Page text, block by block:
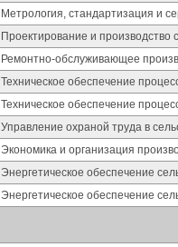
Метрология, стандартизация и
Проектирование и производство
Ремонтно-обслуживающее
Техническое обеспечение
Техническое обеспечение
Управление охраной труда в
Экономика и организация
Энергетическое обеспечение
Энергетическое обеспечение